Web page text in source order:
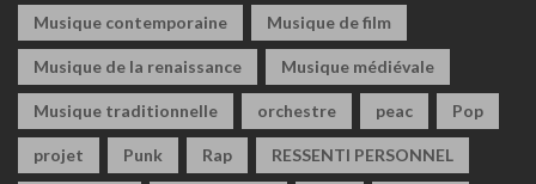
Musique contemporaine Musique de film
Musique de la renaissance Musique médiévale
Musique traditionnelle orchestre peac Pop
projet Punk Rap RESSENTI PERSONNEL